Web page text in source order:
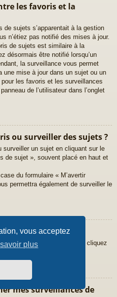
vous acceptez
plus
les favoris et la
sujets s’apparentait à la gestion
n’étiez pas notifié des mises à jour.
de sujets est similaire à la
désormais être notifié lorsqu’un
la surveillance vous permet
une mise à jour dans un sujet ou un
les favoris et les surveillances
de l’utilisateur dans l’onglet
ou surveiller des sujets ?
surveiller un sujet en cliquant sur le
de sujet », souvent placé en haut et
du formulaire « M’avertir
permettra également de surveiller le
?
une fois entré sur celui-ci, cliquez
mes surveillances de